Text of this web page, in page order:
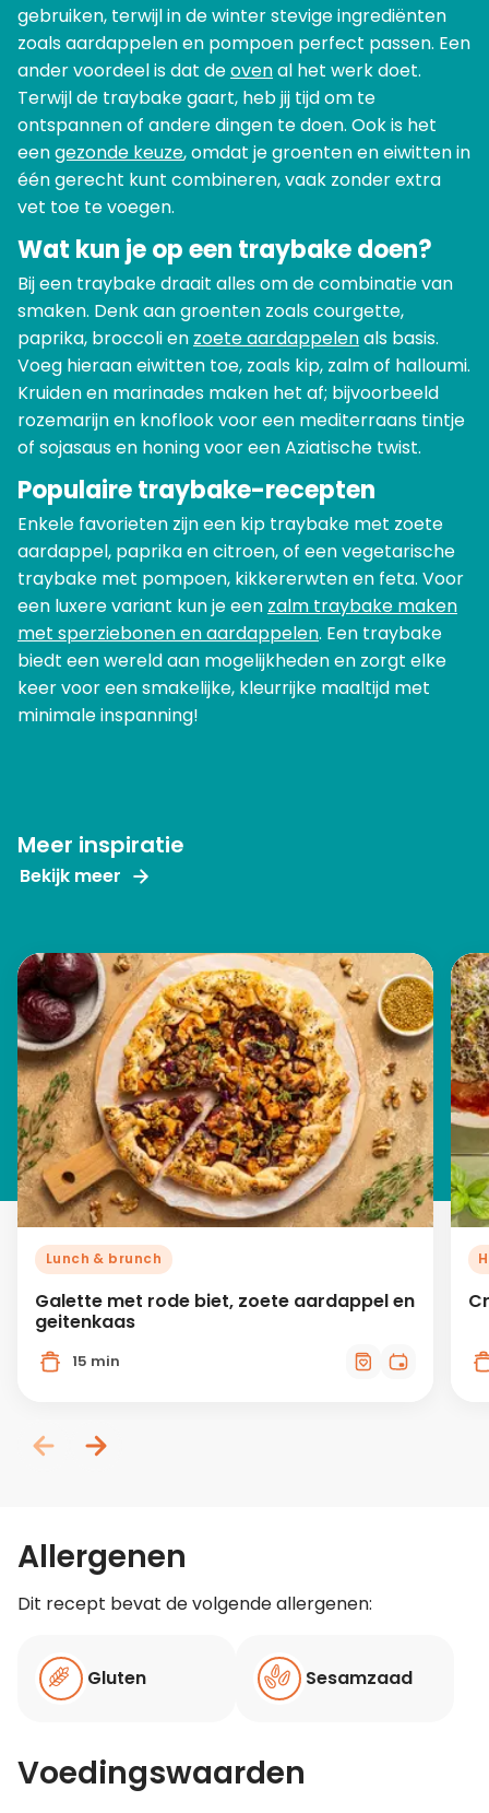
gebruiken, terwijl in de winter stevige ingrediënten
zoals aardappelen en pompoen perfect passen. Een
ander voordeel is dat deovenal het werk doet.
Terwijl de traybake gaart, heb jij tijd om te
ontspannen of andere dingen te doen. Ook is het
eengezonde keuze, omdat je groenten en eiwitten in
één gerecht kunt combineren, vaak zonder extra
vet toe te voegen.
Wat kun je op een traybake doen?
Bij een traybake draait alles om de combinatie van
smaken. Denk aan groenten zoals courgette,
paprika, broccoli en zoete aardappelenals basis.
Voeg hieraan eiwitten toe, zoals kip, zalm of halloumi.
Kruiden en marinades maken het af; bijvoorbeeld
rozemarijn en knoflook voor een mediterraans tintje
of sojasaus en honing voor een Aziatische twist.
Populaire traybake-recepten
Enkele favorieten zijn een kip traybake met zoete
aardappel, paprika en citroen, of een vegetarische
traybake met pompoen, kikkererwten en feta. Voor
een luxere variant kun je een zalm traybake maken
met sperziebonen en aardappelen. Een traybake
biedt een wereld aan mogelijkheden en zorgt elke
keer voor een smakelijke, kleurrijke maaltijd met
minimale inspanning!
Meer inspiratie
Bekijk meer
Lunch & brunch
Galette met rode biet, zoete aardappel en
geitenkaas
15 min
Allergenen
Dit recept bevat de volgende allergenen:
Gluten Sesamzaad
Voedingswaarden